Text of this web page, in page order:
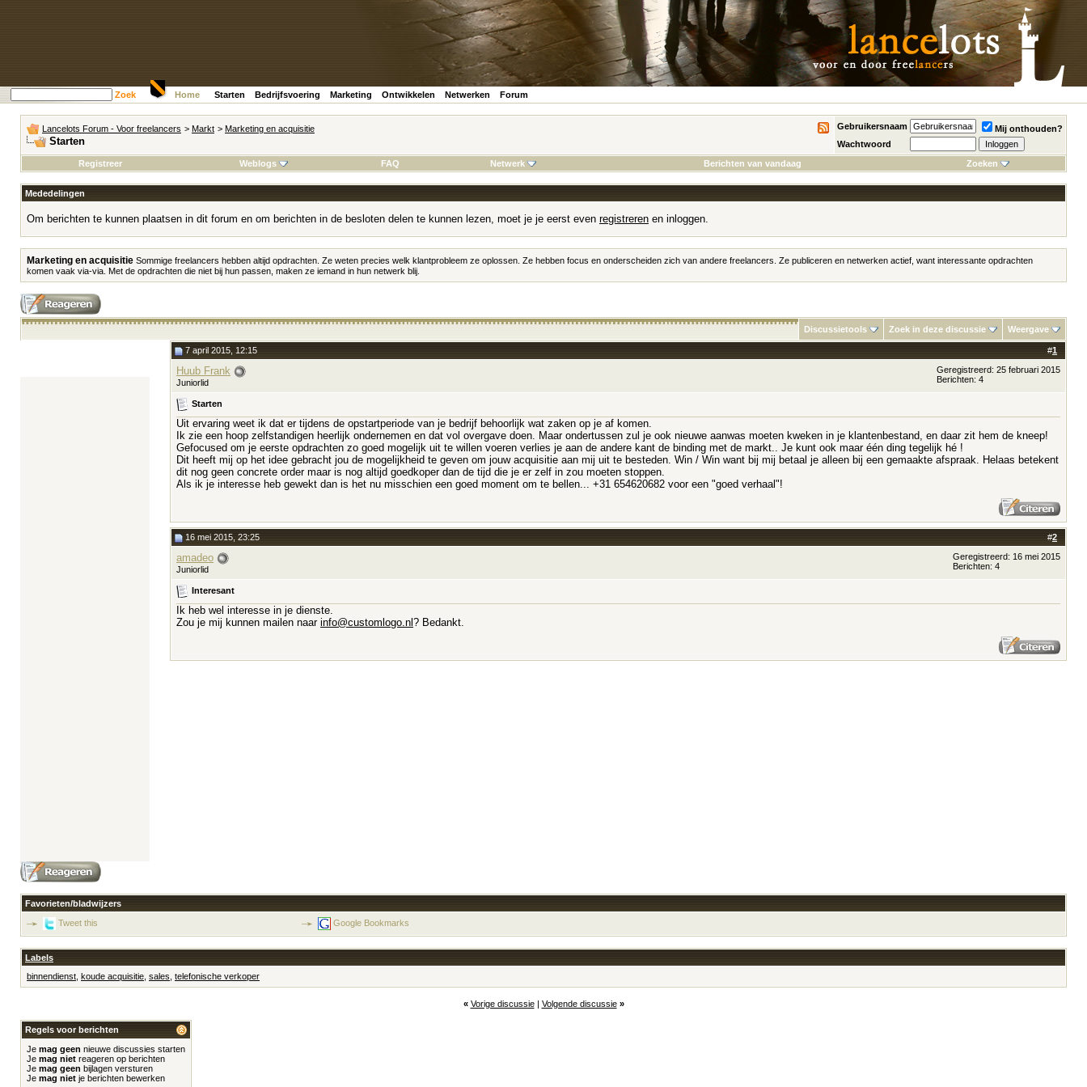
Zoek Home Starten Bedrijfsvoering Marketing Ontwikkelen Netwerken Forum
Lancelots Forum - Voor freelancers > Markt > Marketing en acquisitie
Starten
Gebruikersnaam
Mij onthouden?
Wachtwoord
Registreer
Weblogs FAQ Netwerk Berichten van vandaag Zoeken
Mededelingen
Om berichten te kunnen plaatsen in dit forum en om berichten in de besloten delen te kunnen lezen, moet je je eerst even registreren en inloggen.
Marketing en acquisitie Sommige freelancers hebben altijd opdrachten. Ze weten precies welk klantprobleem ze oplossen. Ze hebben focus en onderscheiden zich van andere freelancers. Ze publiceren en netwerken actief, want interessante opdrachten
komen vaak via-via. Met de opdrachten die niet bij hun passen, maken ze iemand in hun netwerk blij.
Discussietools Zoek in deze discussie Weergave
#1
7 april 2015, 12:15
Huub Frank
Juniorlid
Geregistreerd: 25 februari 2015
Berichten: 4
Starten
Uit ervaring weet ik dat er tijdens de opstartperiode van je bedrijf behoorlijk wat zaken op je af komen.
Ik zie een hoop zelfstandigen heerlijk ondernemen en dat vol overgave doen. Maar ondertussen zul je ook nieuwe aanwas moeten kweken in je klantenbestand, en daar zit hem de kneep!
Gefocused om je eerste opdrachten zo goed mogelijk uit te willen voeren verlies je aan de andere kant de binding met de markt.. Je kunt ook maar één ding tegelijk hé !
Dit heeft mij op het idee gebracht jou de mogelijkheid te geven om jouw acquisitie aan mij uit te besteden. Win / Win want bij mij betaal je alleen bij een gemaakte afspraak. Helaas betekent
dit nog geen concrete order maar is nog altijd goedkoper dan de tijd die je er zelf in zou moeten stoppen.
Als ik je interesse heb gewekt dan is het nu misschien een goed moment om te bellen... +31 654620682 voor een "goed verhaal"!
#2
16 mei 2015, 23:25
amadeo
Juniorlid
Geregistreerd: 16 mei 2015
Berichten: 4
Interesant
Ik heb wel interesse in je dienste.
Zou je mij kunnen mailen naar info@customlogo.nl? Bedankt.
Favorieten/bladwijzers
Tweet this
Google Bookmarks
Labels
binnendienst koude acquisitie sales telefonische verkoper
« Vorige discussie| Volgende discussie »
Regels voor berichten
Je mag geen nieuwe discussies starten
Je mag niet reageren op berichten
Je mag geen bijlagen versturen
Je mag niet je berichten bewerken